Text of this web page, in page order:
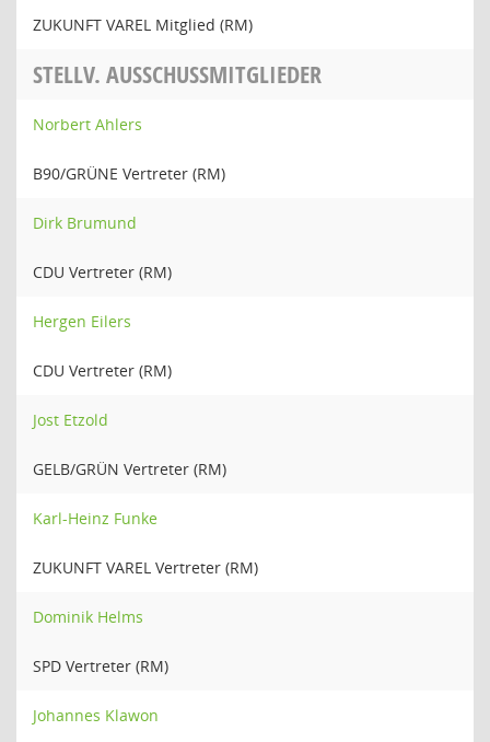
ZUKUNFT VAREL Mitglied (RM)
STELLV. AUSSCHUSSMITGLIEDER
Norbert Ahlers
B90/GRÜNE Vertreter (RM)
Dirk Brumund
CDU Vertreter (RM)
Hergen Eilers
CDU Vertreter (RM)
Jost Etzold
GELB/GRÜN Vertreter (RM)
Karl-Heinz Funke
ZUKUNFT VAREL Vertreter (RM)
Dominik Helms
SPD Vertreter (RM)
Johannes Klawon